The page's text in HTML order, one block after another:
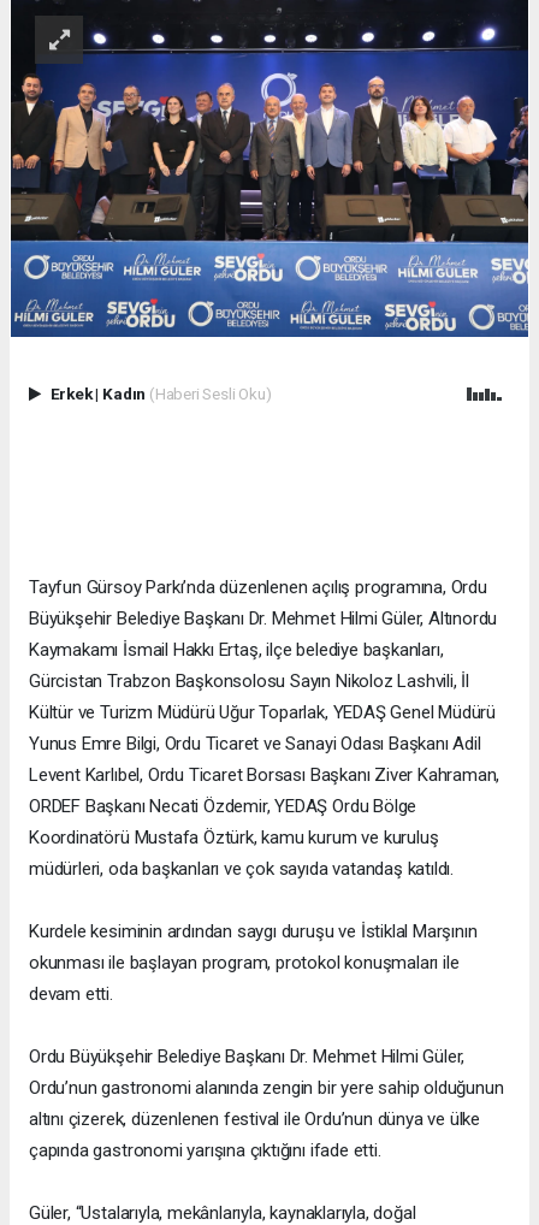
Erkek| Kadın (Haberi Sesli Oku)
Tayfun Gürsoy Parkı’nda düzenlenen açılış programına, Ordu
Büyükşehir Belediye Başkanı Dr. Mehmet Hilmi Güler, Altınordu
Kaymakamı İsmail Hakkı Ertaş, ilçe belediye başkanları,
Gürcistan Trabzon Başkonsolosu Sayın Nikoloz Lashvili, İl
Kültür ve Turizm Müdürü Uğur Toparlak, YEDAŞ Genel Müdürü
Yunus Emre Bilgi, Ordu Ticaret ve Sanayi Odası Başkanı Adil
Levent Karlıbel, Ordu Ticaret Borsası Başkanı Ziver Kahraman,
ORDEF Başkanı Necati Özdemir, YEDAŞ Ordu Bölge
Koordinatörü Mustafa Öztürk, kamu kurum ve kuruluş
müdürleri, oda başkanları ve çok sayıda vatandaş katıldı.
Kurdele kesiminin ardından saygı duruşu ve İstiklal Marşının
okunması ile başlayan program, protokol konuşmaları ile
devam etti.
Ordu Büyükşehir Belediye Başkanı Dr. Mehmet Hilmi Güler,
Ordu’nun gastronomi alanında zengin bir yere sahip olduğunun
altını çizerek, düzenlenen festival ile Ordu’nun dünya ve ülke
çapında gastronomi yarışına çıktığını ifade etti.
Güler, “Ustalarıyla, mekânlarıyla, kaynaklarıyla, doğal